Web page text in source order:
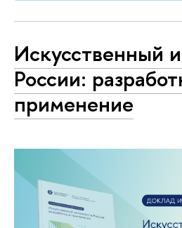
Искусственный
России:
применение